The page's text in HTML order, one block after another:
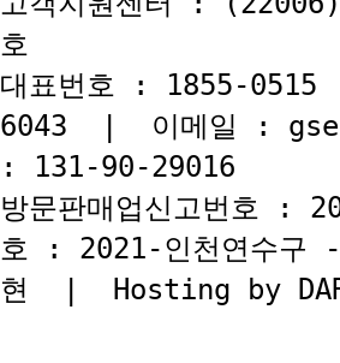
호
대표번호 : 1855-
6043 | 이메일 :
: 131-90-29016
방문판매업신고번호 :
호 : 2021-인천연수구
현 | Hosting by